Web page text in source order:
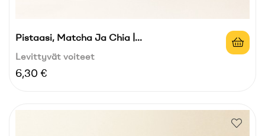
Pistaasi, Matcha Ja Chia |...
Levittyvät voiteet
Hinta
6,30 €